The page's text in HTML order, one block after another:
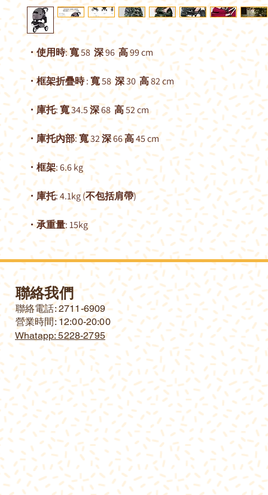
・使用時: 寬 58 深 96 高 99 cm
・框架折疊時 : 寬 58 深 30 高 82 cm
・庫托: 寬 34.5 深 68 高 52 cm
・庫托內部: 寬 32 深 66 高 45 cm
・框架: 6.6 kg
・庫托: 4.1kg (不包括肩帶)
・承重量: 15kg
聯絡我們
​聯絡電話: 2711-6909
營業時間: 12:00-20:00
Whatapp: 5228-2795